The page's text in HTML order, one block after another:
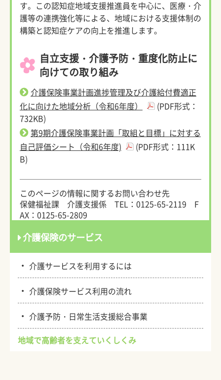
す。この認知症地域支援推進員を中心に、医療・介
護等の連携強化等による、地域における支援体制の
構築と認知症ケアの向上を推進します。
自立支援・介護予防・重度化防止に
向けての取り組み
介護保険事業計画進捗管理及び介護給付費適正
化に向けた地域分析（令和6年度）
(PDF形式：
732KB)
第9期介護保険事業計画「取組と目標」に対する
自己評価シート（令和6年度)
(PDF形式：111K
B)
このページの情報に関するお問い合わせ先
保健福祉課 介護支援係
TEL：0125-65-2119
F
AX：0125-65-2809
介護保険のサービス
・ 介護サービスを利用するには
・ 介護保険サービス利用の流れ
・ 介護予防・日常生活支援総合事業
地域で高齢者を支えていくしくみ